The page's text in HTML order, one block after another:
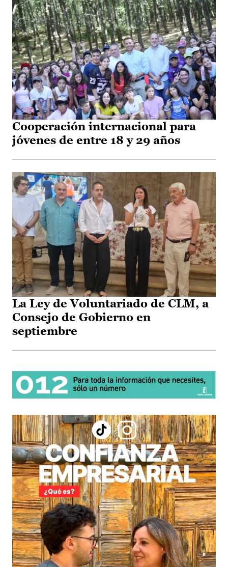
Cooperación internacional para
jóvenes de entre 18 y 29 años
La Ley de Voluntariado de CLM, a
Consejo de Gobierno en
septiembre